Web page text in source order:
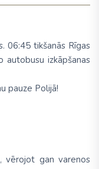
06:45 tikšanās Rīgas
autobusu izkāpšanas
pauze Polijā!
vērojot gan varenos